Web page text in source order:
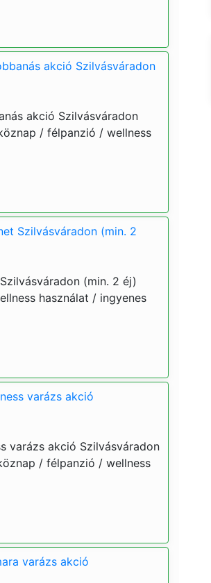
akció Szilvásváradon
akció Szilvásváradon
/ félpanzió / wellness
Szilvásváradon (min. 2
(min. 2 éj)
használat / ingyenes
varázs akció
varázs akció Szilvásváradon
/ félpanzió / wellness
varázs akció